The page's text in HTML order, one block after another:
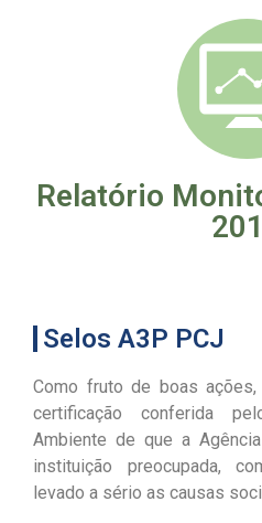
Relatório
Selos A3P PCJ
Como fruto de boas
certificação conferida
Ambiente de que a
instituição preocupada,
levado a sério as causas